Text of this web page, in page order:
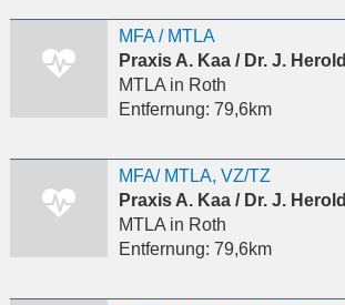
MFA / MTLA
Praxis A. Kaa / Dr. J. Herold
MTLAin Roth
Entfernung: 79,6km
MFA/ MTLA, VZ/TZ
Praxis A. Kaa / Dr. J. Herold
MTLAin Roth
Entfernung: 79,6km